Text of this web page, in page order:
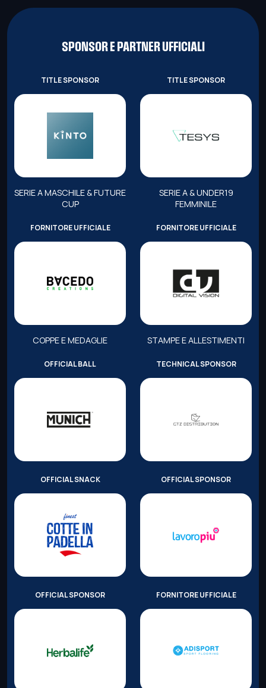
SPONSOR E PARTNER UFFICIALI
TITLE SPONSOR
SERIE A MASCHILE & FUTURE
CUP
TITLE SPONSOR
SERIE A & UNDER19
FEMMINILE
FORNITORE UFFICIALE
COPPE E MEDAGLIE
FORNITORE UFFICIALE
STAMPE E ALLESTIMENTI
OFFICIAL BALL TECHNICAL SPONSOR
OFFICIAL SNACK OFFICIAL SPONSOR
OFFICIAL SPONSOR FORNITORE UFFICIALE